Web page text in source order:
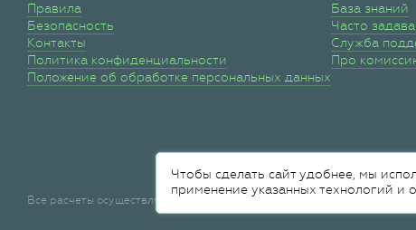
Правила
Безопасность
Контакты
Политика конфиденциальности
Положение об обработке персональных данных
База знаний
Часто
Служба
Про
Все расчеты осуществляются НКО "МОНЕТА"
Чтобы сделать сайт удобнее, мы
применение указанных технологий и